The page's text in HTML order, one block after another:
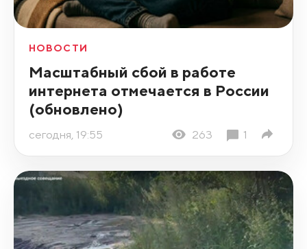
НОВОСТИ
Масштабный сбой в работе
интернета отмечается в России
(обновлено)
сегодня, 19:55 263 1